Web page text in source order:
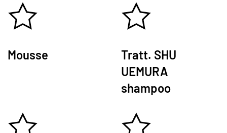
Mousse
Tratt. SHU
UEMURA
shampoo